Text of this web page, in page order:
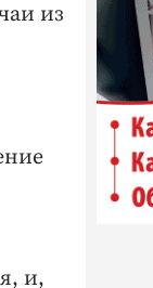
из
и,